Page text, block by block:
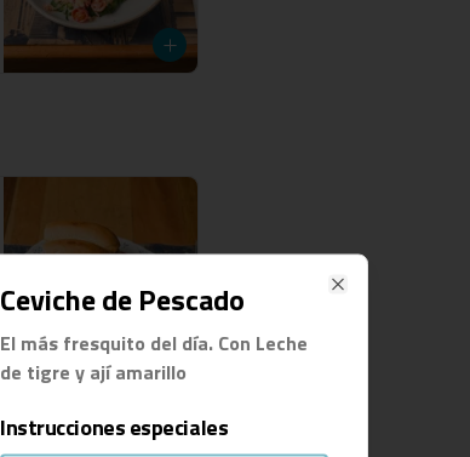
Ceviche de Pescado
El más fresquito del día. Con Leche
de tigre y ají amarillo
Instrucciones especiales